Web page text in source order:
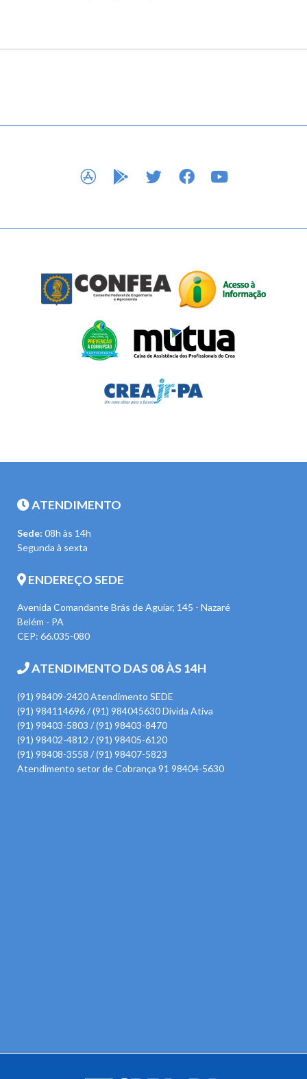
APP STOREGOOGLE PLAY
TWITTERFACEBOOK
ATENDIMENTO
Sede: 08h às 14h
Segunda à sexta
ENDEREÇO SEDE
Avenida Comandante Brás de Aguiar, 145 - Nazaré
Belém - PA
CEP: 66.035-080
ATENDIMENTO DAS 08 ÀS 14H
(91) 98409-2420 Atendimento SEDE
(91) 984114696 / (91) 984045630 Divida Ativa
(91) 98403-5803 / (91) 98403-8470
(91) 98402-4812 / (91) 98405-6120
(91) 98408-3558 / (91) 98407-5823
Atendimento setor de Cobrança 91 98404-5630